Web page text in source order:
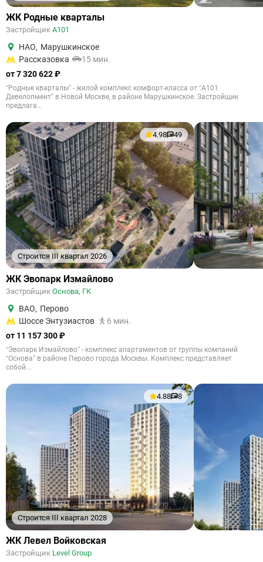
ЖК Родные кварталы
Застройщик А101
НАО, Марушкинское
Рассказовка
15 мин.
от 7 320 622 ₽
“Родные кварталы” - жилой комплекс комфорт-класса от “А101
Девелопмент” в Новой Москве, в районе Марушкинское. Застройщик
предлага...
Строится III квартал 2026
4.98 49
ЖК Эвопарк Измайлово
Застройщик Основа, ГК
ВАО, Перово
Шоссе Энтузиастов
6 мин.
от 11 157 300 ₽
“Эвопарк Измайлово” - комплекс апартаментов от группы компаний
“Основа” в районе Перово города Москвы. Комплекс представляет
собой...
Строится III квартал 2028
4.88 8
ЖК Левел Войковская
Застройщик Level Group